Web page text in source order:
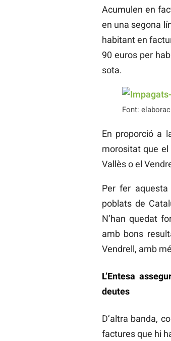
Acumulen en
en una segona
habitant en
90 euros per
sota.
Font:
En proporció a
morositat que
Vallès o el
Per fer
poblats de
N’han quedat
amb bons
Vendrell, amb
L’Entesa
deutes
D’altra banda,
factures que hi